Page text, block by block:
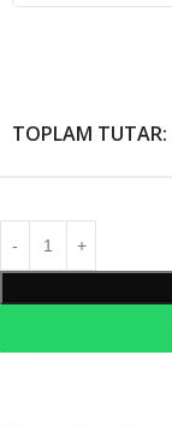
TOPLAM TUTAR: